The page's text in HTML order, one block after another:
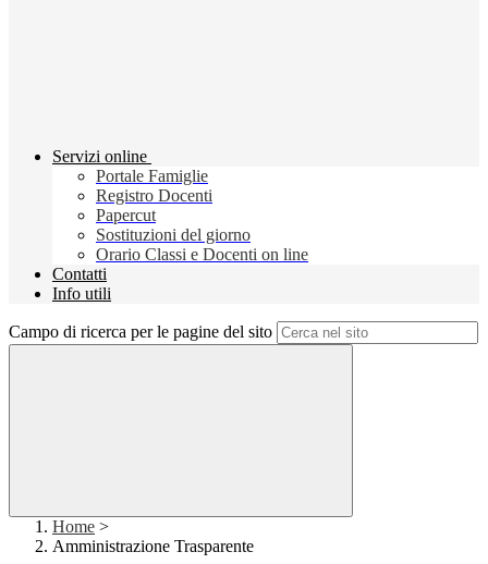
Servizi online
Portale Famiglie
Registro Docenti
Papercut
Sostituzioni del giorno
Orario Classi e Docenti on line
Contatti
Info utili
Campo di ricerca per le pagine del sito
Home >
Amministrazione Trasparente